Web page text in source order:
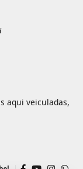
aqui veiculadas,